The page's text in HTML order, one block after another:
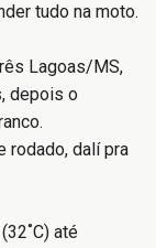
tudo na moto.
Lagoas/MS,
depois o
rodado, dalí pra
até